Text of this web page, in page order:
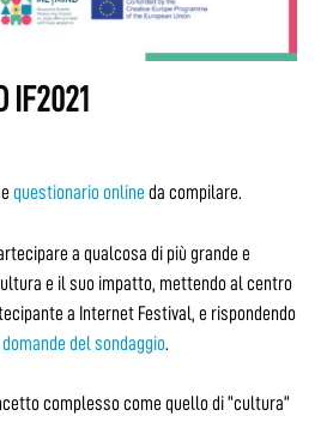
IF2021
questionario online da compilare.
a qualcosa di più grande e
e il suo impatto, mettendo al centro
a Internet Festival, e rispondendo
domande del sondaggio.
complesso come quello di “cultura”